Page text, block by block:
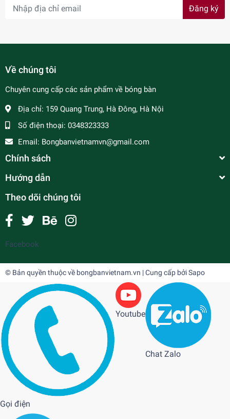
Đăng ký
Về chúng tôi
Chuyên cung cấp các sản phẩm về bóng bàn
Địa chỉ: 159 Quang Trung, Hà Đông, Hà Nội
Số điện thoại: 0348323333
Email: Bongbanvietnamvn@gmail.com
Chính sách
Hướng dẫn
Theo dõi chúng tôi
Facebook
© Bản quyền thuộc về bongbanvietnam.vn | Cung cấp bởiSapo
Gọi điện
Youtube
Chat Zalo